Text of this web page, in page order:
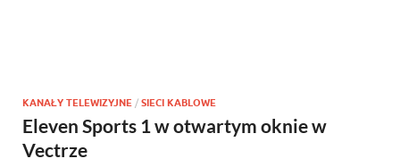
KANAŁY TELEWIZYJNE / SIECI KABLOWE
Eleven Sports 1 w otwartym oknie w
Vectrze